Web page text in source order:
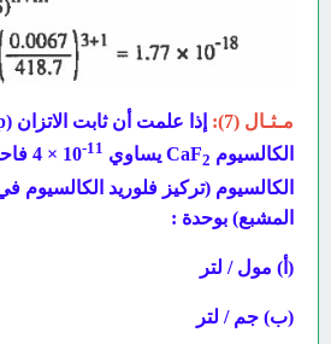
مـثـال (7):
الكالسيوم CaF 2 يساوي 11-
10
الكالسيوم (تركيز فلوريد الكالسيوم
المشبع) بوحدة :
(أ) مول / لتر
(ب) جم / لتر